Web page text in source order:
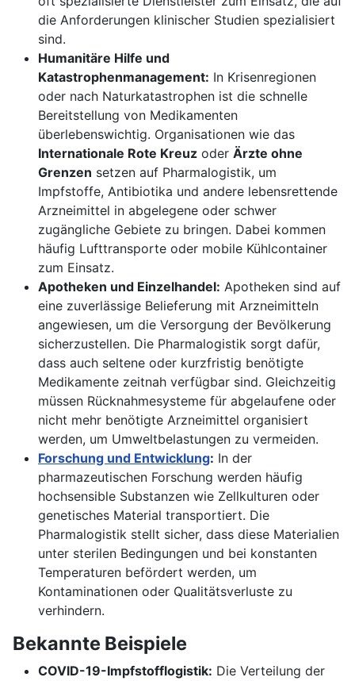
die Anforderungen klinischer Studien spezialisiert
sind.
Humanitäre Hilfe und
Katastrophenmanagement: In Krisenregionen
oder nach Naturkatastrophen ist die schnelle
Bereitstellung von Medikamenten
überlebenswichtig. Organisationen wie das
Internationale Rote Kreuz oder Ärzte ohne
Grenzen setzen auf Pharmalogistik, um
Impfstoffe, Antibiotika und andere lebensrettende
Arzneimittel in abgelegene oder schwer
zugängliche Gebiete zu bringen. Dabei kommen
häufig Lufttransporte oder mobile Kühlcontainer
zum Einsatz.
Apotheken und Einzelhandel: Apotheken sind auf
eine zuverlässige Belieferung mit Arzneimitteln
angewiesen, um die Versorgung der Bevölkerung
sicherzustellen. Die Pharmalogistik sorgt dafür,
dass auch seltene oder kurzfristig benötigte
Medikamente zeitnah verfügbar sind. Gleichzeitig
müssen Rücknahmesysteme für abgelaufene oder
nicht mehr benötigte Arzneimittel organisiert
werden, um Umweltbelastungen zu vermeiden.
Forschung und Entwicklung: In der
pharmazeutischen Forschung werden häufig
hochsensible Substanzen wie Zellkulturen oder
genetisches Material transportiert. Die
Pharmalogistik stellt sicher, dass diese Materialien
unter sterilen Bedingungen und bei konstanten
Temperaturen befördert werden, um
Kontaminationen oder Qualitätsverluste zu
verhindern.
Bekannte Beispiele
COVID-19-Impfstofflogistik: Die Verteilung der